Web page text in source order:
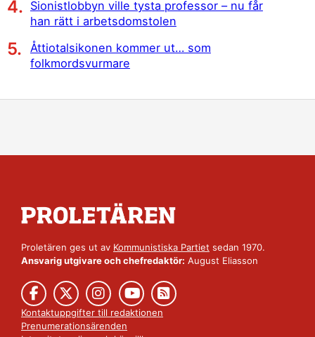
Sionistlobbyn ville tysta professor – nu får
han rätt i arbetsdomstolen
Åttiotalsikonen kommer ut… som
folkmordsvurmare
Proletären ges ut av Kommunistiska Partiet sedan 1970.
Ansvarig utgivare och chefredaktör: August Eliasson
Kontaktuppgifter till redaktionen
Prenumerationsärenden